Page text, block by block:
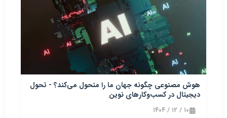
هوش مصنوعی چگونه جهان ما را متحول می‌کند؟ - تحول
دیجیتال در کسب‌وکارهای نوین
۱۰ / ۱۲ / ۱۴۰۴